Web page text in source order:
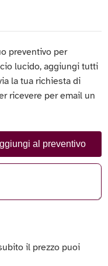
preventivo per
lucido, aggiungi tutti
la tua richiesta di
ricevere per email un
al preventivo
il prezzo puoi